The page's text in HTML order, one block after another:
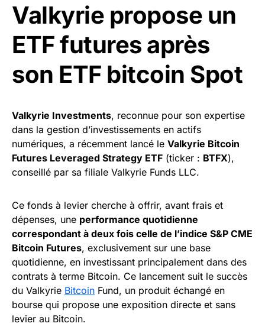
Valkyrie propose un
ETF futures après
son ETF bitcoin Spot
Valkyrie Investments, reconnue pour son expertise
dans la gestion d’investissements en actifs
numériques, a récemment lancé le Valkyrie Bitcoin
Futures Leveraged Strategy ETF (ticker : BTFX),
conseillé par sa filiale Valkyrie Funds LLC.
Ce fonds à levier cherche à offrir, avant frais et
dépenses, une performance quotidienne
correspondant à deux fois celle de l’indice S&P CME
Bitcoin Futures, exclusivement sur une base
quotidienne, en investissant principalement dans des
contrats à terme Bitcoin. Ce lancement suit le succès
du Valkyrie Bitcoin Fund, un produit échangé en
bourse qui propose une exposition directe et sans
levier au Bitcoin.